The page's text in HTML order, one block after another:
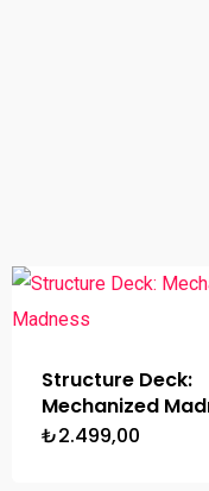
Structure Deck:
Mechanized
₺2.499,00